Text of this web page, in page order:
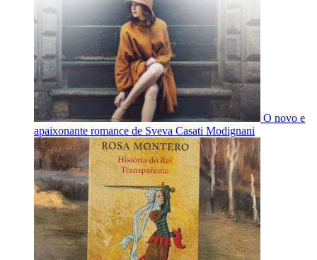
O novo e
apaixonante romance de Sveva Casati Modignani